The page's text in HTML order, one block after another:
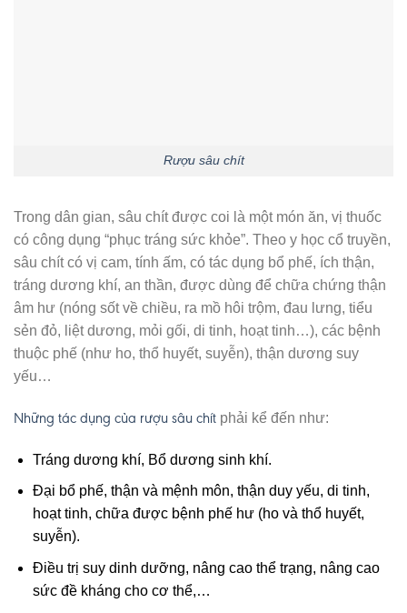
Rượu sâu chít
Trong dân gian, sâu chít được coi là một món ăn, vị thuốc
có công dụng “phục tráng sức khỏe”. Theo y học cổ truyền,
sâu chít có vị cam, tính ấm, có tác dụng bổ phế, ích thận,
tráng dương khí, an thần, được dùng để chữa chứng thận
âm hư (nóng sốt về chiều, ra mồ hôi trộm, đau lưng, tiểu
sẻn đỏ, liệt dương, mỏi gối, di tinh, hoạt tinh…), các bệnh
thuộc phế (như ho, thổ huyết, suyễn), thận dương suy
yếu…
Những tác dụng của rượu sâu chít phải kể đến như:
Tráng dương khí, Bổ dương sinh khí.
Đại bổ phế, thận và mệnh môn, thận duy yếu, di tinh,
hoạt tinh, chữa được bệnh phế hư (ho và thổ huyết,
suyễn).
Điều trị suy dinh dưỡng, nâng cao thể trạng, nâng cao
sức đề kháng cho cơ thể,…